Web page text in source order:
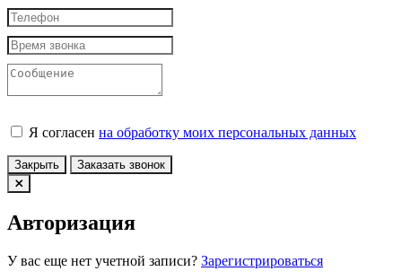
Я согласен на обработку моих персональных данных
Закрыть Заказать звонок
Авторизация
У вас еще нет учетной записи? Зарегистрироваться